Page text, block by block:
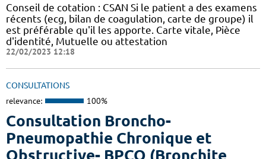
Conseil de cotation : CSAN Si le patient a des examens
récents (ecg, bilan de coagulation, carte de groupe) il
est préférable qu'il les apporte. Carte vitale, Pièce
d'identité, Mutuelle ou attestation
22/02/2023 12:18
CONSULTATIONS
relevance: 100%
Consultation Broncho-
Pneumopathie Chronique et
Obstructive- BPCO (Bronchite